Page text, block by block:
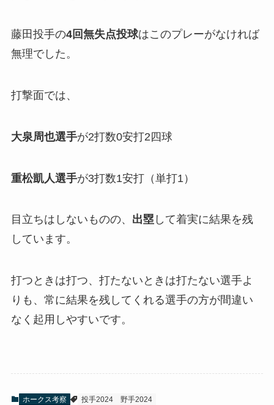
藤田投手の4回無失点投球はこのプレーがなければ
無理でした。
打撃面では、
大泉周也選手が2打数0安打2四球
重松凱人選手が3打数1安打（単打1）
目立ちはしないものの、 出塁 して着実に結果を残
しています。
打つときは打つ、打たないときは打たない選手よ
りも、常に結果を残してくれる選手の方が間違い
なく起用しやすいです。
ホークス考察 投手2024 野手2024